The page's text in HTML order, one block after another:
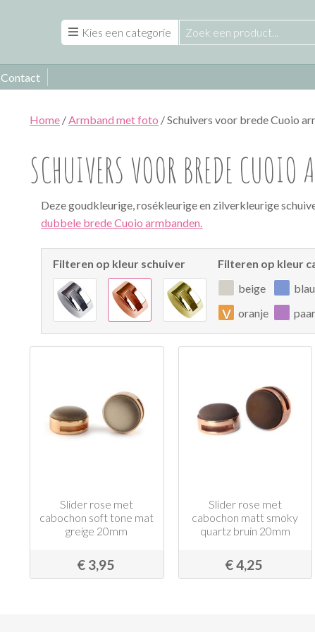
Kies een categorie
Contact
Home /Armband met foto / Schuivers voor brede Cuoio
SCHUIVERS VOOR BREDE CUOIO
Deze goudkleurige, rosékleurige en zilverkleurige
dubbele brede Cuoio armbanden.
Filteren op kleur schuiver
Filteren op kleur
beige
v oranje
Slider rose met
cabochon soft tone mat
greige 20mm
€ 3,95
Slider rose met
cabochon matt smoky
quartz bruin 20mm
€ 4,25